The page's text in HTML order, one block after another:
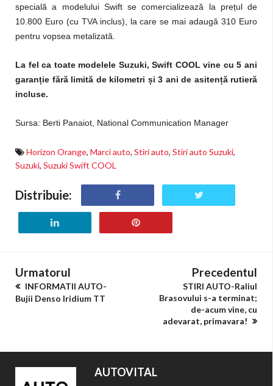
specială a modelului Swift se comercializează la prețul de
10.800 Euro (cu TVA inclus), la care se mai adaugă 310 Euro
pentru vopsea metalizată.
La fel ca toate modelele Suzuki, Swift COOL vine cu 5 ani
garanție fără limită de kilometri și 3 ani de asitență rutieră
incluse.
Sursa: Berti Panaiot, National Communication Manager
Horizon Orange, Marci auto, Stiri auto, Stiri auto Suzuki,
Suzuki, Suzuki Swift COOL
Distribuie:
Urmatorul
INFORMATII AUTO-
Bujii Denso Iridium TT
Precedentul
STIRI AUTO-Raliul
Brasovului s-a terminat;
de-acum vine, cu
adevarat, primavara!
AUTOVITAL